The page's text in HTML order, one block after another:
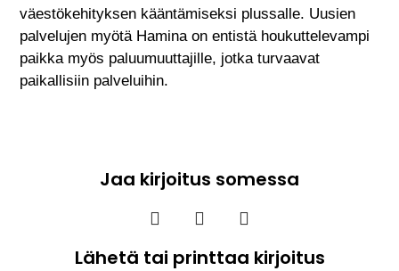
väestökehityksen kääntämiseksi plussalle. Uusien
palvelujen myötä Hamina on entistä houkuttelevampi
paikka myös paluumuuttajille, jotka turvaavat
paikallisiin palveluihin.
Jaa kirjoitus somessa
Lähetä tai printtaa kirjoitus